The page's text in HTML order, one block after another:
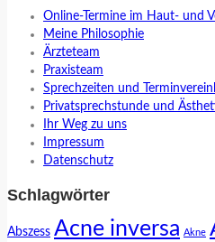
Online-Termine im Haut- und
Meine Philosophie
Ärzteteam
Praxisteam
Sprechzeiten und
Privatsprechstunde und
Ihr Weg zu uns
Impressum
Datenschutz
Schlagwörter
Abszess Acne inversa Akne